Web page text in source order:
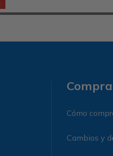
Compra
Cómo
Cambios y